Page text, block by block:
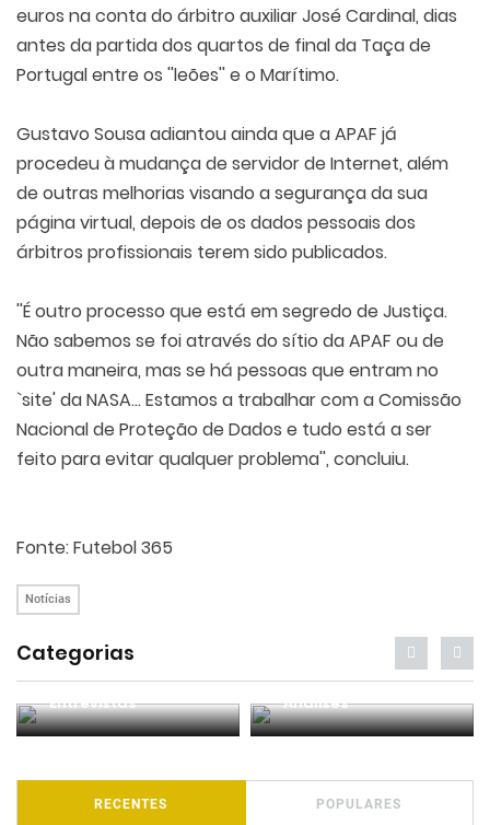
euros na conta do árbitro auxiliar José Cardinal, dias
antes da partida dos quartos de final da Taça de
Portugal entre os ''leões'' e o Marítimo.
Gustavo Sousa adiantou ainda que a APAF já
procedeu à mudança de servidor de Internet, além
de outras melhorias visando a segurança da sua
página virtual, depois de os dados pessoais dos
árbitros profissionais terem sido publicados.
''É outro processo que está em segredo de Justiça.
Não sabemos se foi através do sítio da APAF ou de
outra maneira, mas se há pessoas que entram no
`site' da NASA... Estamos a trabalhar com a Comissão
Nacional de Proteção de Dados e tudo está a ser
feito para evitar qualquer problema'', concluiu.
Fonte: Futebol 365
Notícias
Categorias
Entrevistas Análises
RECENTES POPULARES